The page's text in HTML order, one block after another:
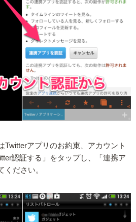
Twitterアプリのお約束、アカウント
認証する」をタップし、「連携ア
ください。